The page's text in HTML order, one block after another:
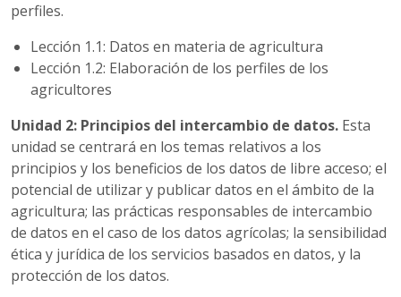
perfiles.
Lección 1.1: Datos en materia de agricultura
Lección 1.2: Elaboración de los perfiles de los
agricultores
Unidad 2: Principios del intercambio de datos. Esta
unidad se centrará en los temas relativos a los
principios y los beneficios de los datos de libre acceso; el
potencial de utilizar y publicar datos en el ámbito de la
agricultura; las prácticas responsables de intercambio
de datos en el caso de los datos agrícolas; la sensibilidad
ética y jurídica de los servicios basados en datos, y la
protección de los datos.